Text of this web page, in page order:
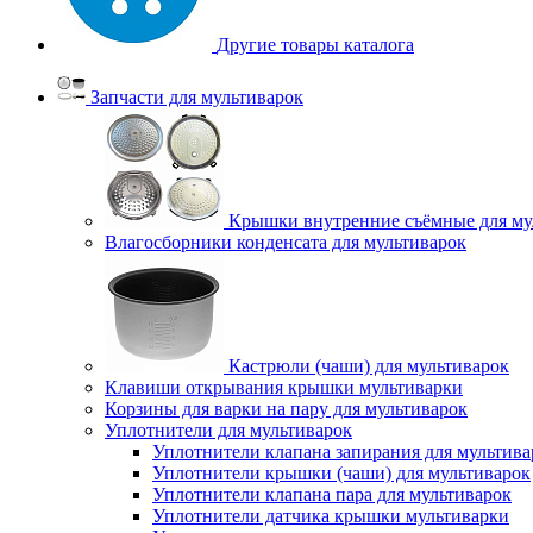
Другие товары каталога
Запчасти для мультиварок
Крышки внутренние съёмные для
Влагосборники конденсата для мультиварок
Кастрюли (чаши) для мультиварок
Клавиши открывания крышки мультиварки
Корзины для варки на пару для мультиварок
Уплотнители для мультиварок
Уплотнители клапана запирания для
Уплотнители крышки (чаши) для мультиварок
Уплотнители клапана пара для мультиварок
Уплотнители датчика крышки мультиварки